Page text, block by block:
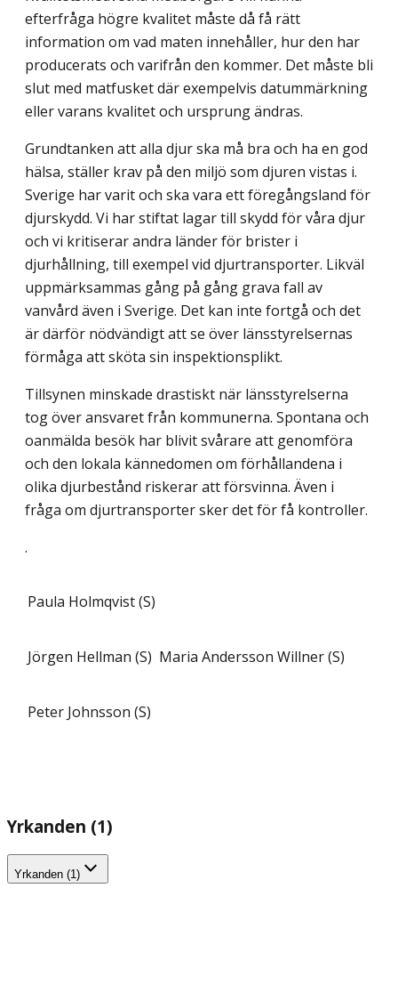
efterfråga högre kvalitet måste då få rätt
information om vad maten innehåller, hur den har
producerats och varifrån den kommer. Det måste bli
slut med matfusket där exempelvis datummärkning
eller varans kvalitet och ursprung ändras.
Grundtanken att alla djur ska må bra och ha en god
hälsa, ställer krav på den miljö som djuren vistas i.
Sverige har varit och ska vara ett föregångsland för
djurskydd. Vi har stiftat lagar till skydd för våra djur
och vi kritiserar andra länder för brister i
djurhållning, till exempel vid djurtransporter. Likväl
uppmärksammas gång på gång grava fall av
vanvård även i Sverige. Det kan inte fortgå och det
är därför nödvändigt att se över länsstyrelsernas
förmåga att sköta sin inspektionsplikt.
Tillsynen minskade drastiskt när länsstyrelserna
tog över ansvaret från kommunerna. Spontana och
oanmälda besök har blivit svårare att genomföra
och den lokala kännedomen om förhållandena i
olika djurbestånd riskerar att försvinna. Även i
fråga om djurtransporter sker det för få kontroller.
.
Paula Holmqvist (S)
Jörgen Hellman (S) Maria Andersson Willner (S)
Peter Johnsson (S)
Yrkanden (1)
Yrkanden (1)